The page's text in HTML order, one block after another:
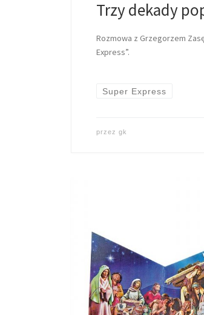
Trzy dekady
Rozmowa z Grzegorzem
Express”.
Super Express
przez gk